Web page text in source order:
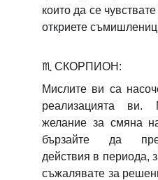
които да се
откриете
♏ СКОРПИОН:
Мислите ви са
реализацията
желание за смяна
бързайте да
действия в периода,
съжалявате за